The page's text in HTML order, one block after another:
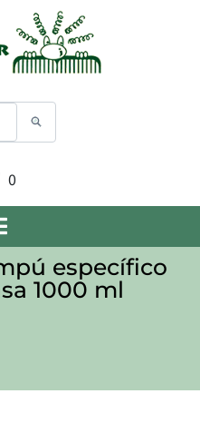
0
específico
1000 ml